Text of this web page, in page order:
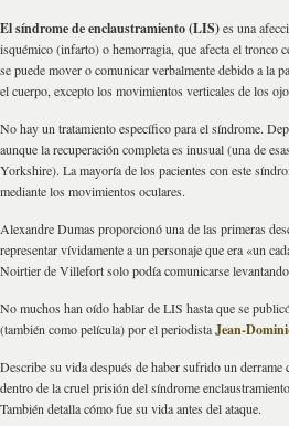
El síndrome de enclaustramiento (LIS)es una
isquémico (infarto) o hemorragia, que afecta el tronco
se puede mover o comunicar verbalmente debido a la
el cuerpo, excepto los movimientos verticales de los
No hay un tratamiento específico para el síndrome.
aunque la recuperación completa es inusual (una de
Yorkshire). La mayoría de los pacientes con este
mediante los movimientos oculares.
Alexandre Dumas proporcionó una de las primeras
representar vívidamente a un personaje que era «un
Noirtier de Villefort solo podía comunicarse
No muchos han oído hablar de LIS hasta que se
(también como película) por el periodistaJean-
Describe su vida después de haber sufrido un
dentro de la cruel prisión del síndrome
También detalla cómo fue su vida antes del ataque.